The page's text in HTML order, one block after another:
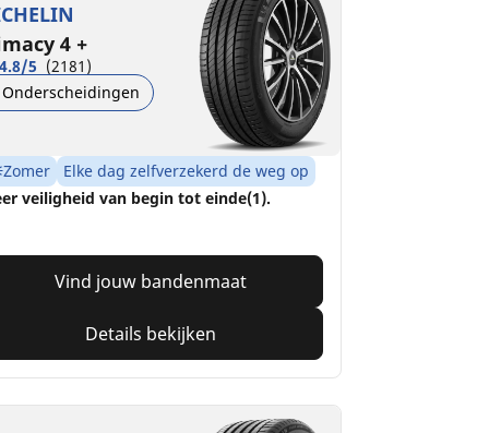
4 +
4.8/5 (2181)
Zomer
Elke dag zelfverzekerd de weg op
veiligheid van begin tot einde(1).
Vind jouw bandenmaat
Details bekijken